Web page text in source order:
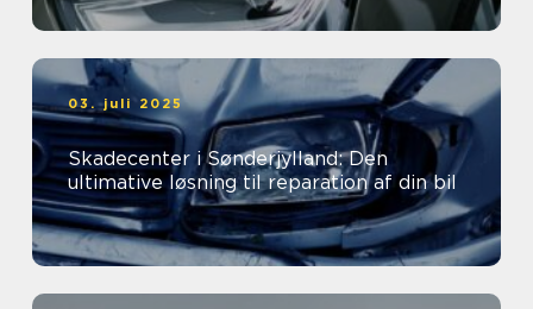
03. juli 2025
Skadecenter i Sønderjylland: Den
ultimative løsning til reparation af din bil